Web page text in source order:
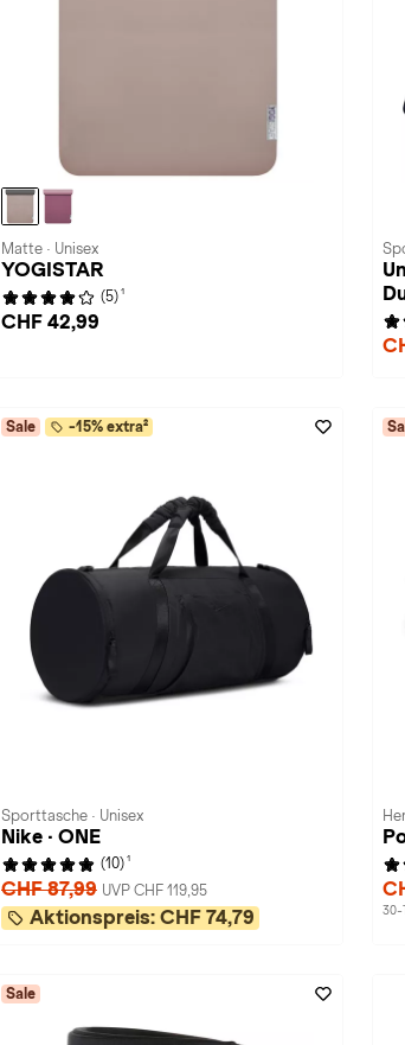
Matte · Unisex
YOGISTAR
(5) 1
CHF 42,99
Sale -15% extra²
Sporttasche · Unisex
Nike · ONE
(10) 1
CHF 87,99 UVP CHF 119,95
Aktionspreis: CHF 74,79 30-
Sale